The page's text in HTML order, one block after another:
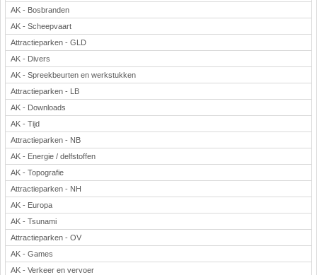
AK - Bosbranden
AK - Scheepvaart
Attractieparken - GLD
AK - Divers
AK - Spreekbeurten en werkstukken
Attractieparken - LB
AK - Downloads
AK - Tijd
Attractieparken - NB
AK - Energie / delfstoffen
AK - Topografie
Attractieparken - NH
AK - Europa
AK - Tsunami
Attractieparken - OV
AK - Games
AK - Verkeer en vervoer